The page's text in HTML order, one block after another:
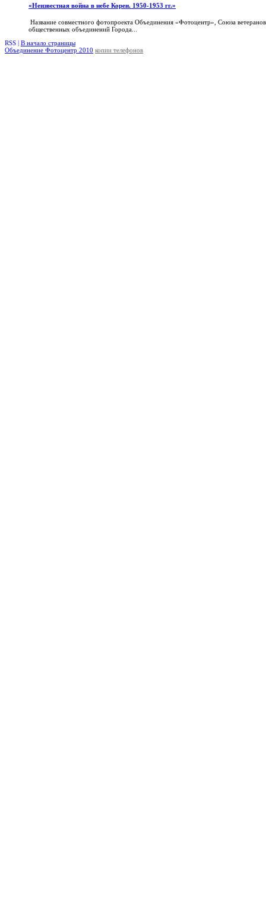
«Неизвестная война в небе Кореи. 1950-1953 гг.»
Название совместного фотопроекта Объединения «Фотоцентр», Союза
общественных объединений Города...
RSS | В начало страницы
Объединение Фотоцентр 2010 копии телефонов